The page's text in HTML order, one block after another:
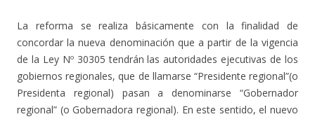
La reforma se realiza básicamente con la finalidad de
concordar la nueva denominación que a partir de la vigencia
de la Ley Nº 30305 tendrán las autoridades ejecutivas de los
gobiernos regionales, que de llamarse “Presidente regional”(o
Presidenta regional) pasan a denominarse “Gobernador
regional” (o Gobernadora regional). En este sentido, el nuevo